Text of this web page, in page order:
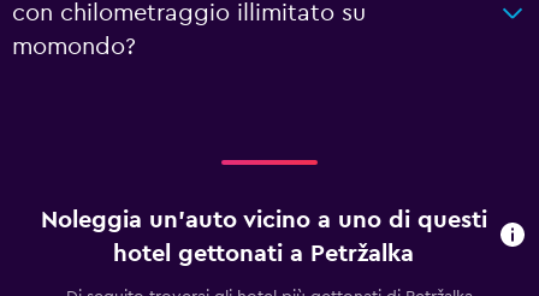
con chilometraggio illimitato su
momondo?
Noleggia un'auto vicino a uno di questi
hotel gettonati a Petržalka